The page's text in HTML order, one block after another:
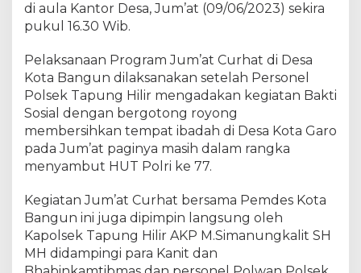
B
h
y
a
n
g
k
a
k
7
7
,
di aula Kantor Desa, Jum’at (09/06/2023) sekira
pukul 16.30 Wib.
Pelaksanaan Program Jum’at Curhat di Desa
Kota Bangun dilaksanakan setelah Personel
Polsek Tapung Hilir mengadakan kegiatan Bakti
Sosial dengan bergotong royong
membersihkan tempat ibadah di Desa Kota Garo
pada Jum’at paginya masih dalam rangka
menyambut HUT Polri ke 77.
Kegiatan Jum’at Curhat bersama Pemdes Kota
Bangun ini juga dipimpin langsung oleh
Kapolsek Tapung Hilir AKP M.Simanungkalit SH
MH didampingi para Kanit dan